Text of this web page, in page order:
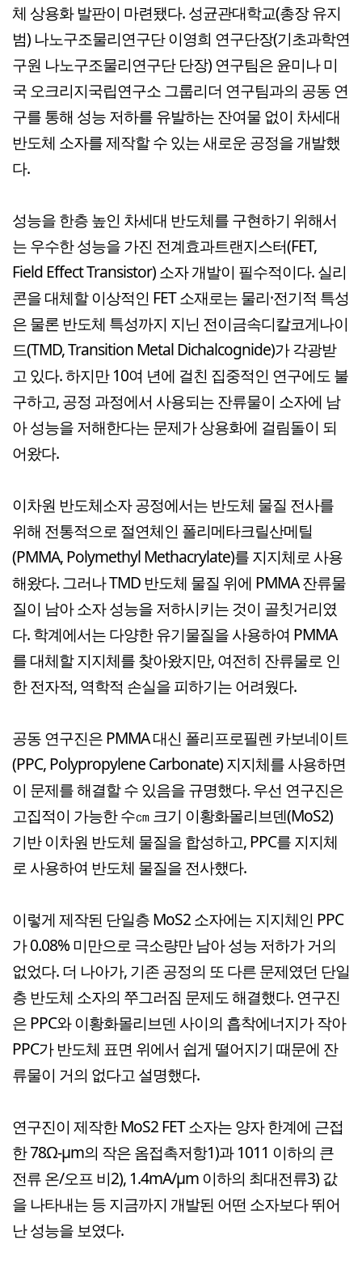
체 상용화 발판이 마련됐다. 성균관대학교(총장 유지
범) 나노구조물리연구단 이영희 연구단장(기초과학연
구원 나노구조물리연구단 단장) 연구팀은 윤미나 미
국 오크리지국립연구소 그룹리더 연구팀과의 공동 연
구를 통해 성능 저하를 유발하는 잔여물 없이 차세대
반도체 소자를 제작할 수 있는 새로운 공정을 개발했
다.
성능을 한층 높인 차세대 반도체를 구현하기 위해서
는 우수한 성능을 가진 전계효과트랜지스터(FET,
Field Effect Transistor) 소자 개발이 필수적이다. 실리
콘을 대체할 이상적인 FET 소재로는 물리·전기적 특성
은 물론 반도체 특성까지 지닌 전이금속디칼코게나이
드(TMD, Transition Metal Dichalcognide)가 각광받
고 있다. 하지만 10여 년에 걸친 집중적인 연구에도 불
구하고, 공정 과정에서 사용되는 잔류물이 소자에 남
아 성능을 저해한다는 문제가 상용화에 걸림돌이 되
어왔다.
이차원 반도체소자 공정에서는 반도체 물질 전사를
위해 전통적으로 절연체인 폴리메타크릴산메틸
(PMMA, Polymethyl Methacrylate)를 지지체로 사용
해왔다. 그러나 TMD 반도체 물질 위에 PMMA 잔류물
질이 남아 소자 성능을 저하시키는 것이 골칫거리였
다. 학계에서는 다양한 유기물질을 사용하여 PMMA
를 대체할 지지체를 찾아왔지만, 여전히 잔류물로 인
한 전자적, 역학적 손실을 피하기는 어려웠다.
공동 연구진은 PMMA 대신 폴리프로필렌 카보네이트
(PPC, Polypropylene Carbonate) 지지체를 사용하면
이 문제를 해결할 수 있음을 규명했다. 우선 연구진은
고집적이 가능한 수㎝ 크기 이황화몰리브덴(MoS2)
기반 이차원 반도체 물질을 합성하고, PPC를 지지체
로 사용하여 반도체 물질을 전사했다.
이렇게 제작된 단일층 MoS2 소자에는 지지체인 PPC
가 0.08% 미만으로 극소량만 남아 성능 저하가 거의
없었다. 더 나아가, 기존 공정의 또 다른 문제였던 단일
층 반도체 소자의 쭈그러짐 문제도 해결했다. 연구진
은 PPC와 이황화몰리브덴 사이의 흡착에너지가 작아
PPC가 반도체 표면 위에서 쉽게 떨어지기 때문에 잔
류물이 거의 없다고 설명했다.
연구진이 제작한 MoS2 FET 소자는 양자 한계에 근접
한 78Ω-μm의 작은 옴접촉저항1)과 1011 이하의 큰
전류 온/오프 비2), 1.4mA/μm 이하의 최대전류3) 값
을 나타내는 등 지금까지 개발된 어떤 소자보다 뛰어
난 성능을 보였다.